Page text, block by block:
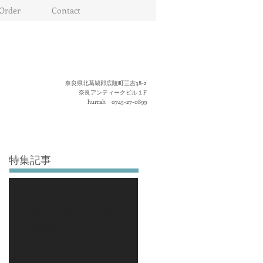
Contact
奈良県北葛城郡広陵町三吉38-2
奈良アンティークビル１F
hurrah 0745-27-0899
特集記事